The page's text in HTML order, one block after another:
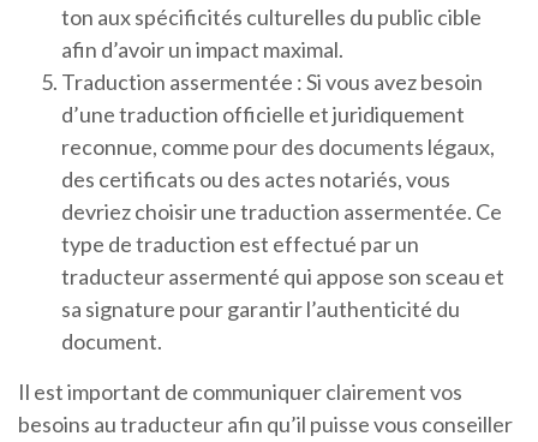
ton aux spécificités culturelles du public cible
afin d’avoir un impact maximal.
Traduction assermentée : Si vous avez besoin
d’une traduction officielle et juridiquement
reconnue, comme pour des documents légaux,
des certificats ou des actes notariés, vous
devriez choisir une traduction assermentée. Ce
type de traduction est effectué par un
traducteur assermenté qui appose son sceau et
sa signature pour garantir l’authenticité du
document.
Il est important de communiquer clairement vos
besoins au traducteur afin qu’il puisse vous conseiller